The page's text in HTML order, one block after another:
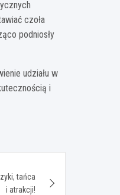
czoła
podniosły
udziału w
i
tańca
i atrakcji!